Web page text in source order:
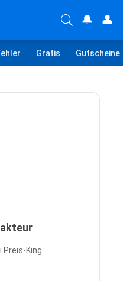
🔔 👤
Gratis Gutscheine
Preis-King·